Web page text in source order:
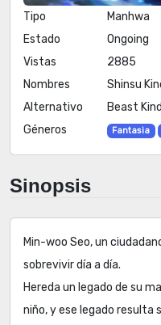
Tipo
Manhwa
Estado
Ongoing
Vistas
2885
Nombres
Alternativo
Shinsu
Beast
Géneros
Fantasia
Sinopsis
Min-woo Seo, un
sobrevivir día a día.
Hereda un legado de su
niño, y ese legado resulta